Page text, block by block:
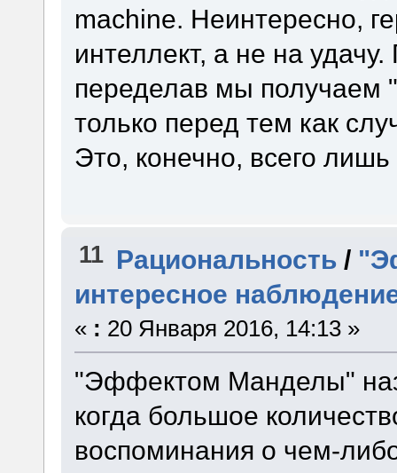
machine. Неинтересно,
интеллект, а не на
переделав мы получаем
только перед тем как
Это, конечно, всего лишь
11 Рациональность /
интересное
« : 20 Января 2016, 14:13 »
"Эффектом Манделы"
когда большое
воспоминания о чем-